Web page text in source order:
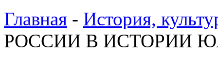
Главная - История,
РОССИИ В ИСТОРИИ